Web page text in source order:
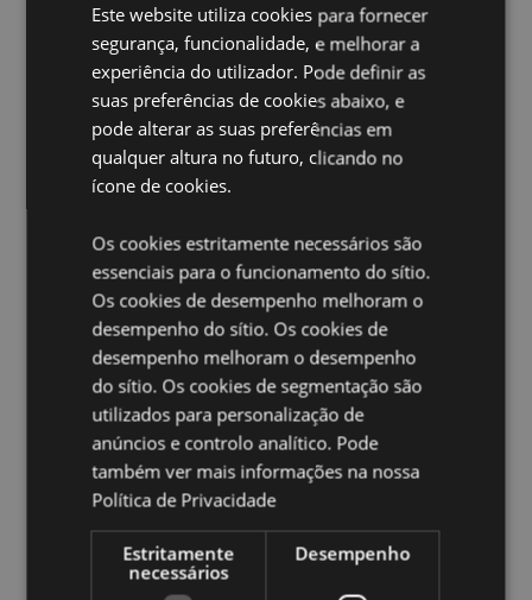
Material:Resina
Montável na parede:Não
Orifício para Drenar:Não
Informação do Produto:
Recomendado apenas para
uso interno, mas pode ser usado no exterior, se for
Ampliar informação:
Quer saber mais acerca de comprar na Puckator?
a nossaGuia de informação para o cliente.
Caracteristicas do Produto
Informação
Altura 10.5cm Largura 12.5cm Profundidade
5055071773969
12
0.563000
Este website utiliza cookies para fornecer
segurança, funcionalidade, e melhorar a
experiência do utilizador. Pode definir as
suas preferências de cookies abaixo, e
pode alterar as suas preferências em
qualquer altura no futuro, clicando no
ícone de cookies.
Os cookies estritamente necessários são
essenciais para o funcionamento do sítio.
Os cookies de desempenho melhoram o
desempenho do sítio. Os cookies de
desempenho melhoram o desempenho
do sítio. Os cookies de segmentação são
utilizados para personalização de
anúncios e controlo analítico. Pode
também ver mais informações na nossa
Política de Privacidade
Estritamente
necessários
Desempenho